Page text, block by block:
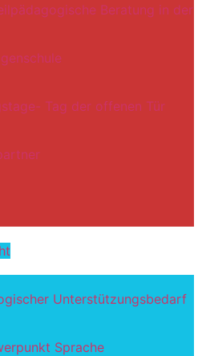
Beratung in der
Tag der offenen Tür
Unterstützungsbedarf
Sprache